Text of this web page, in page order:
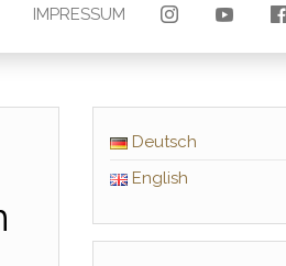
IMPRESSUM
Deutsch
English